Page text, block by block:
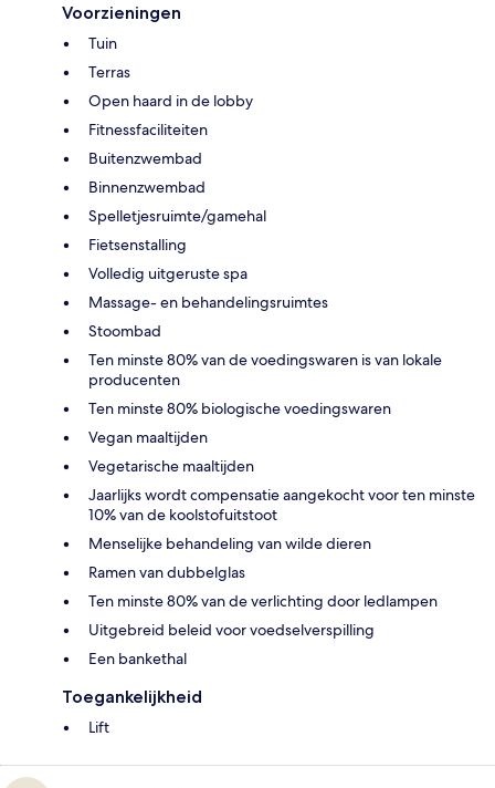
Voorzieningen
Tuin
Terras
Open haard in de lobby
Fitnessfaciliteiten
Buitenzwembad
Binnenzwembad
Spelletjesruimte/gamehal
Fietsenstalling
Volledig uitgeruste spa
Massage- en behandelingsruimtes
Stoombad
Ten minste 80% van de voedingswaren is van lokale
producenten
Ten minste 80% biologische voedingswaren
Vegan maaltijden
Vegetarische maaltijden
Jaarlijks wordt compensatie aangekocht voor ten minste
10% van de koolstofuitstoot
Menselijke behandeling van wilde dieren
Ramen van dubbelglas
Ten minste 80% van de verlichting door ledlampen
Uitgebreid beleid voor voedselverspilling
Een bankethal
Toegankelijkheid
Lift